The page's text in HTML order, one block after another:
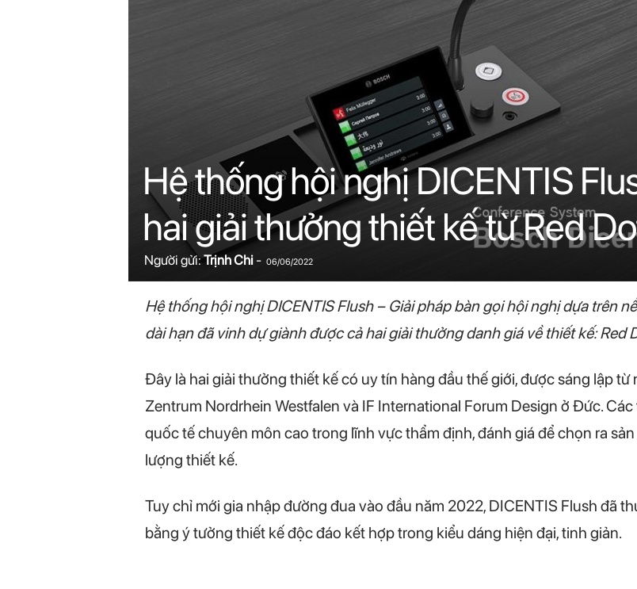
c
m
Hệ thống hội nghị DICENTIS
hai giải thưởng thiết kế từ Red
Người gửi:Trịnh Chi- 06/06/2022
Hệ thống hội nghị DICENTIS Flush – Giải pháp bàn gọi hội nghị dựa trên
dài hạn đã vinh dự giành được cả hai giải thưởng danh giá về thiết kế: Red
Đây là hai giải thưởng thiết kế có uy tín hàng đầu thế giới, được sáng lập
Zentrum Nordrhein Westfalen và IF International Forum Design ở Đức.
quốc tế chuyên môn cao trong lĩnh vực thẩm định, đánh giá để chọn ra
lượng thiết kế.
Tuy chỉ mới gia nhập đường đua vào đầu năm 2022, DICENTIS Flush đã
bằng ý tưởng thiết kế độc đáo kết hợp trong kiểu dáng hiện đại, tinh giản.